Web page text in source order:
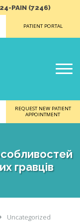
PAIN (7246)
PATIENT PORTAL
REQUEST NEW PATIENT
APPOINTMENT
гравців
Uncategorized